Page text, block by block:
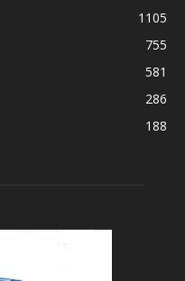
1105
755
581
286
188